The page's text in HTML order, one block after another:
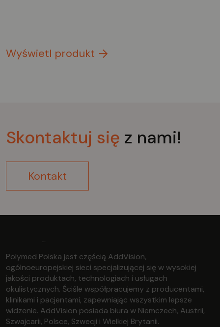
Wyświetl produkt
Skontaktuj się z nami!
Kontakt
Polymed Polska jest częścią AddVision,
ogólnoeuropejskiej sieci specjalizującej się w wysokiej
jakości produktach, technologiach i usługach
okulistycznych. Ściśle współpracujemy z producentami,
klinikami i pacjentami, zapewniając wszystkim lepsze
widzenie. AddVision posiada biura w Niemczech, Austrii,
Szwajcarii, Polsce, Szwecji i Wielkiej Brytanii.